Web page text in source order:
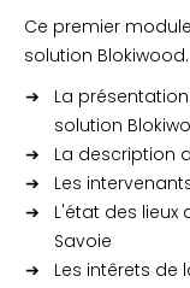
Ce premier
solution
La
solution
La description
Les
L'état des
Savoie
Les intêrets de